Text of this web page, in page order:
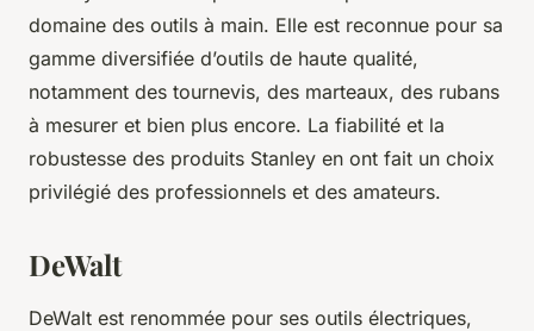
domaine des outils à main. Elle est reconnue pour sa
gamme diversifiée d’outils de haute qualité,
notamment des tournevis, des marteaux, des rubans
à mesurer et bien plus encore. La fiabilité et la
robustesse des produits Stanley en ont fait un choix
privilégié des professionnels et des amateurs.
DeWalt
DeWalt est renommée pour ses outils électriques,